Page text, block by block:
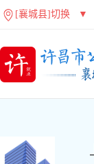
[襄城县]切换 ▼